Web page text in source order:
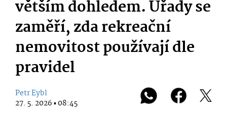
větším dohledem. Úřady se
zaměří, zda rekreační
nemovitost používají dle
pravidel
Petr Eybl
27. 5. 2026 ▪ 08:45